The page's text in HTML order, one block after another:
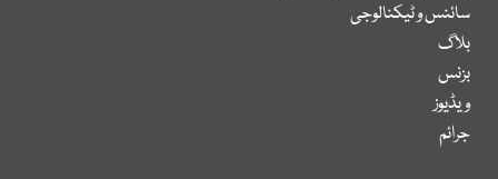
سائنس و ٹیکنالوجی
بلاگ
بزنس
ویڈیوز
جرائم